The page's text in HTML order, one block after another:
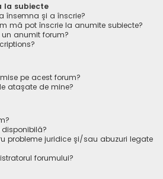
la subiecte
însemna şi a înscrie?
mă pot înscrie la anumite subiecte?
anumit forum?
pe acest forum?
ataşate de mine?
probleme juridice şi/sau abuzuri legate
forumului?